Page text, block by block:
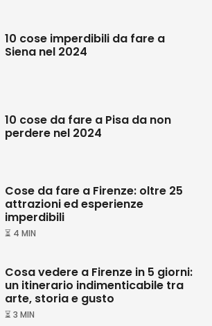
10 cose imperdibili da fare a
Siena nel 2024
10 cose da fare a Pisa da non
perdere nel 2024
Cose da fare a Firenze: oltre 25
attrazioni ed esperienze
imperdibili
⏳ 4 MIN
Cosa vedere a Firenze in 5 giorni:
un itinerario indimenticabile tra
arte, storia e gusto
⏳ 3 MIN